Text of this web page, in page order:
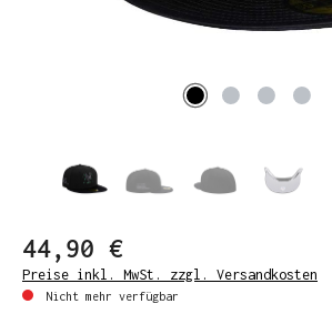
44,90 €
Preise inkl. MwSt. zzgl. Versandkosten
Nicht mehr verfügbar